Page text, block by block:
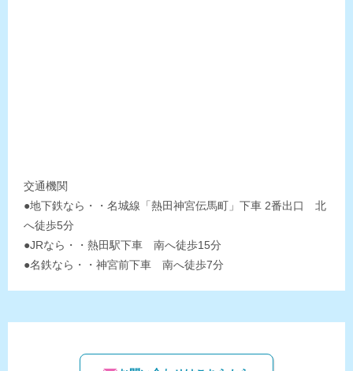
交通機関
●地下鉄なら・・名城線「熱田神宮伝馬町」下車 2番出口 北
へ徒歩5分
●JRなら・・熱田駅下車 南へ徒歩15分
●名鉄なら・・神宮前下車 南へ徒歩7分